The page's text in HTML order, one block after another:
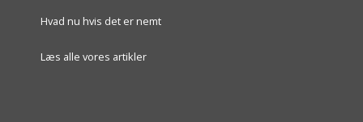
Hvad nu hvis det er nemt
Læs alle vores artikler